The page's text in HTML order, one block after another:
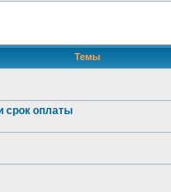
Темы
срок оплаты